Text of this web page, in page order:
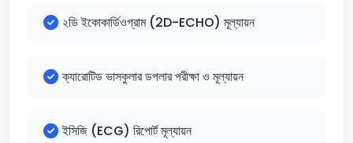
২ডি ইকোকার্ডিওগ্রাম (2D-ECHO) মূল্যায়ন
ক্যারোটিড ভাসকুলার ডপলার পরীক্ষা ও মূল্যায়ন
ইসিজি (ECG) রিপোর্ট মূল্যায়ন